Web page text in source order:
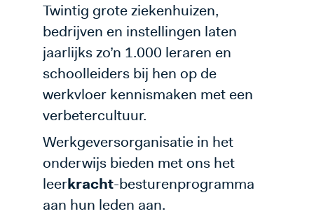
Twintig grote ziekenhuizen,
bedrijven en instellingen laten
jaarlijks zo’n 1.000 leraren en
schoolleiders bij hen op de
werkvloer kennismaken met een
verbetercultuur.
Werkgeversorganisatie in het
onderwijs bieden met ons het
leerkracht-besturenprogramma
aan hun leden aan.